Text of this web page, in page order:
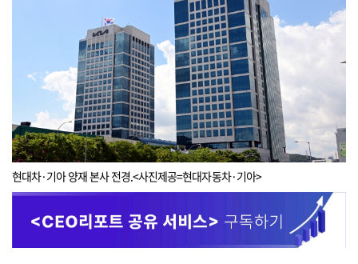
현대차·기아 양재 본사 전경.<사진제공=현대자동차·기아>